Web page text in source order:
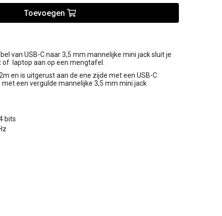
Toevoegen
van USB-C naar 3,5 mm mannelijke mini jack sluit je
laptop aan op een mengtafel.
en is uitgerust aan de ene zijde met een USB-C
een vergulde mannelijke 3,5 mm mini jack
bits